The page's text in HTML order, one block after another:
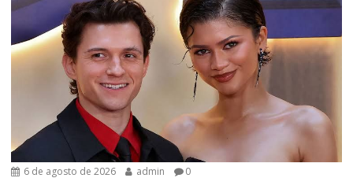
6 de agosto de 2026 admin 0